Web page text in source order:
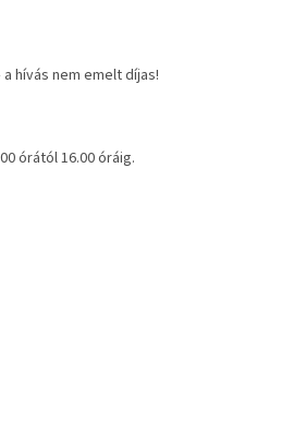
a hívás nem emelt díjas!
órától 16.00 óráig.